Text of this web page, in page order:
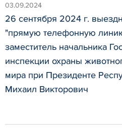
03.09.2024
26 сентября 2024 г.
"прямую телефонную
заместитель начальника
инспекции охраны
мира при Президенте
Михаил Викторович